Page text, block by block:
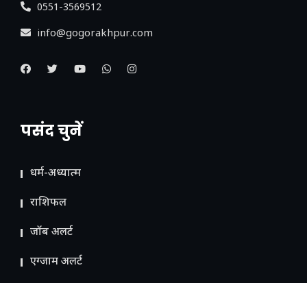
0551-3569512
info@gogorakhpur.com
पसंद चुनें
धर्म-अध्यात्म
राशिफल
जॉब अलर्ट
एग्जाम अलर्ट